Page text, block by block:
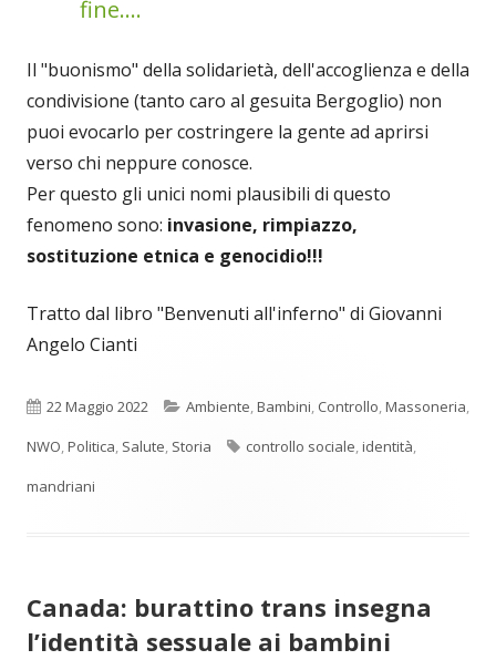
fine....
Il "buonismo" della solidarietà, dell'accoglienza e della
condivisione (tanto caro al gesuita Bergoglio) non
puoi evocarlo per costringere la gente ad aprirsi
verso chi neppure conosce.
Per questo gli unici nomi plausibili di questo
fenomeno sono: invasione, rimpiazzo,
sostituzione etnica e genocidio!!!
Tratto dal libro "Benvenuti all'inferno" di Giovanni
Angelo Cianti
Pubblicato
22 Maggio 2022 Categorie
Ambiente,Bambini, Controllo,Massoneria,
NWO,Politica, Salute, Storia Tag
controllo sociale,identità,
mandriani
Canada: burattino trans insegna
l’identità sessuale ai bambini